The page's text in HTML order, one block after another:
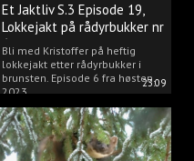
23:09
Et Jaktliv S.3 Episode 19,
Lokkejakt på rådyrbukker nr
6
Bli med Kristoffer på heftig
lokkejakt etter rådyrbukker i
brunsten. Episode 6 fra høsten
2023.